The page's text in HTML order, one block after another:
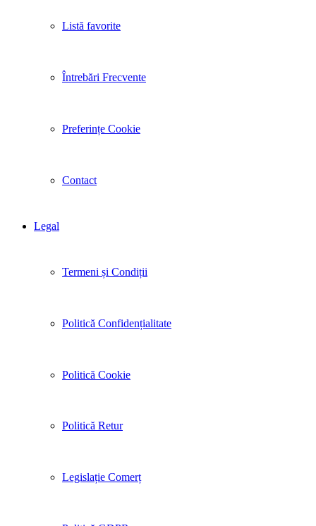
Listă favorite
Întrebări Frecvente
Preferințe Cookie
Contact
Legal
Termeni și Condiții
Politică Confidențialitate
Politică Cookie
Politică Retur
Legislație Comerț